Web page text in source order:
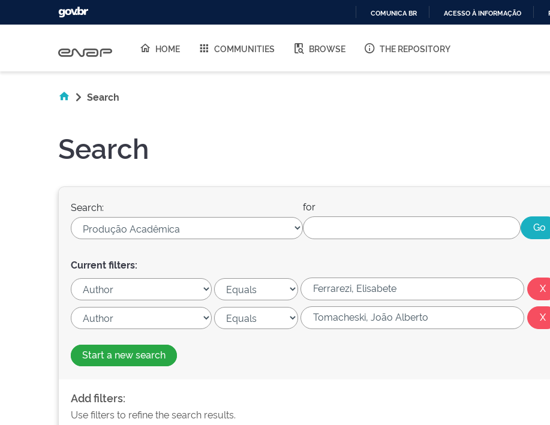
O
COMUNICA BR ACESSO À INFORMAÇÃO
HOME COMMUNITIES BROWSE THE REPOSITORY
Search
Search
Search: for
Current filters:
Start a new search
Add filters:
Use filters to refine the search results.